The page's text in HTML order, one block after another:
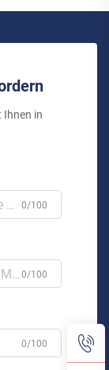
Ihnen in
0/100
0/100
0/100